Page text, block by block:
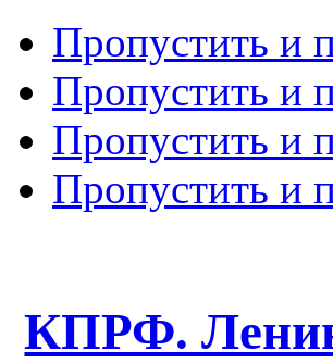
Пропустить и
Пропустить и
Пропустить и
Пропустить и
КПРФ.